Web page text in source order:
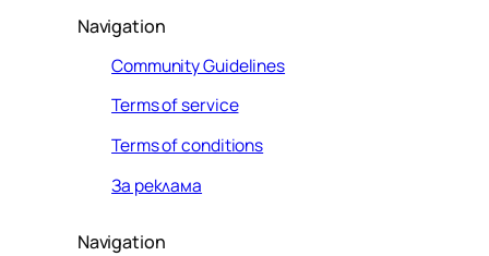
Navigation
Community Guidelines
Terms of service
Terms of conditions
За реклама
Navigation